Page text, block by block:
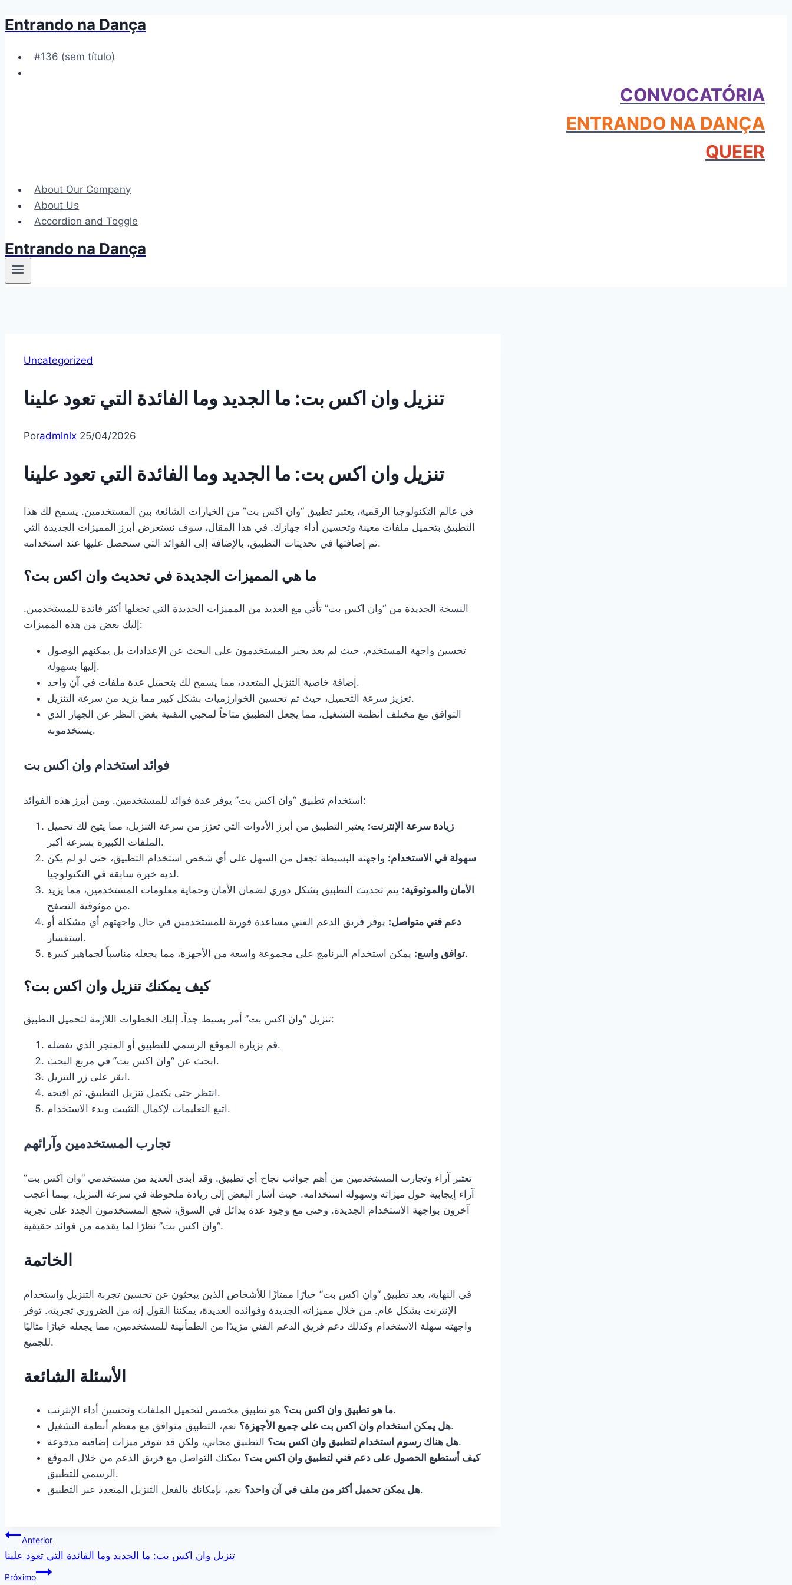
Pular
Conteúdo
Entrando na Dança
#136 (sem título)
CONVOCATÓRIA
ENTRANDO NA DANÇA
QUEER
About Our Company
About Us
Accordion and Toggle
Entrando na Dança
Uncategorized
تنزيل وان اكس بت: ما الجديد وما الفائدة التي تعود علينا
Poradmlnlx 25/04/2026
تنزيل وان اكس بت: ما الجديد وما الفائدة التي تعود علينا
في عالم التكنولوجيا الرقمية، يعتبر تطبيق “وان اكس بت” من الخيارات الشائعة بين المستخدمين. يسمح لك هذا
التطبيق بتحميل ملفات معينة وتحسين أداء جهازك. في هذا المقال، سوف نستعرض أبرز المميزات الجديدة التي
تم إضافتها في تحديثات التطبيق، بالإضافة إلى الفوائد التي ستحصل عليها عند استخدامه.
ما هي المميزات الجديدة في تحديث وان اكس بت؟
النسخة الجديدة من “وان اكس بت” تأتي مع العديد من المميزات الجديدة التي تجعلها أكثر فائدة للمستخدمين.
إليك بعض من هذه المميزات:
تحسين واجهة المستخدم، حيث لم يعد يجبر المستخدمون على البحث عن الإعدادات بل يمكنهم الوصول
إليها بسهولة.
إضافة خاصية التنزيل المتعدد، مما يسمح لك بتحميل عدة ملفات في آن واحد.
تعزيز سرعة التحميل، حيث تم تحسين الخوارزميات بشكل كبير مما يزيد من سرعة التنزيل.
التوافق مع مختلف أنظمة التشغيل، مما يجعل التطبيق متاحاً لمحبي التقنية بغض النظر عن الجهاز الذي
يستخدمونه.
فوائد استخدام وان اكس بت
استخدام تطبيق “وان اكس بت” يوفر عدة فوائد للمستخدمين. ومن أبرز هذه الفوائد:
زيادة سرعة الإنترنت: يعتبر التطبيق من أبرز الأدوات التي تعزز من سرعة التنزيل، مما يتيح لك تحميل
الملفات الكبيرة بسرعة أكبر.
سهولة في الاستخدام: واجهته البسيطة تجعل من السهل على أي شخص استخدام التطبيق، حتى لو لم يكن
لديه خبرة سابقة في التكنولوجيا.
الأمان والموثوقية: يتم تحديث التطبيق بشكل دوري لضمان الأمان وحماية معلومات المستخدمين، مما يزيد
من موثوقية التصفح.
دعم فني متواصل: يوفر فريق الدعم الفني مساعدة فورية للمستخدمين في حال واجهتهم أي مشكلة أو
استفسار.
توافق واسع:يمكن استخدام البرنامج على مجموعة واسعة من الأجهزة، مما يجعله مناسباً لجماهير كبيرة.
كيف يمكنك تنزيل وان اكس بت؟
تنزيل “وان اكس بت” أمر بسيط جداً. إليك الخطوات اللازمة لتحميل التطبيق:
قم بزيارة الموقع الرسمي للتطبيق أو المتجر الذي تفضله.
ابحث عن “وان اكس بت” في مربع البحث.
انقر على زر التنزيل.
انتظر حتى يكتمل تنزيل التطبيق، ثم افتحه.
اتبع التعليمات لإكمال التثبيت وبدء الاستخدام.
تجارب المستخدمين وآرائهم
تعتبر آراء وتجارب المستخدمين من أهم جوانب نجاح أي تطبيق. وقد أبدى العديد من مستخدمي “وان اكس بت”
آراء إيجابية حول ميزاته وسهولة استخدامه. حيث أشار البعض إلى زيادة ملحوظة في سرعة التنزيل، بينما أعجب
آخرون بواجهة الاستخدام الجديدة. وحتى مع وجود عدة بدائل في السوق، شجع المستخدمون الجدد على تجربة
“وان اكس بت” نظرًا لما يقدمه من فوائد حقيقية.
الخاتمة
في النهاية، يعد تطبيق “وان اكس بت” خيارًا ممتازًا للأشخاص الذين يبحثون عن تحسين تجربة التنزيل واستخدام
الإنترنت بشكل عام. من خلال مميزاته الجديدة وفوائده العديدة، يمكننا القول إنه من الضروري تجربته. توفر
واجهته سهلة الاستخدام وكذلك دعم فريق الدعم الفني مزيدًا من الطمأنينة للمستخدمين، مما يجعله خيارًا مثاليًا
للجميع.
الأسئلة الشائعة
ما هو تطبيق وان اكس بت؟هو تطبيق مخصص لتحميل الملفات وتحسين أداء الإنترنت.
هل يمكن استخدام وان اكس بت على جميع الأجهزة؟نعم، التطبيق متوافق مع معظم أنظمة التشغيل.
هل هناك رسوم استخدام لتطبيق وان اكس بت؟التطبيق مجاني، ولكن قد تتوفر ميزات إضافية مدفوعة.
كيف أستطيع الحصول على دعم فني لتطبيق وان اكس بت؟ يمكنك التواصل مع فريق الدعم من خلال الموقع
الرسمي للتطبيق.
هل يمكن تحميل أكثر من ملف في آن واحد؟نعم، بإمكانك بالفعل التنزيل المتعدد عبر التطبيق.
Navegação
de
Anterior
تنزيل وان اكس بت: ما الجديد وما الفائدة التي تعود علينا
Próximo